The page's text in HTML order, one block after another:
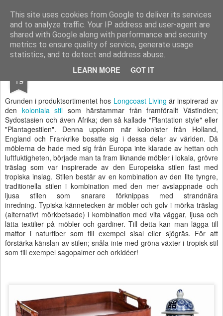
This site uses cookies from Google to deliver its services
and to analyze traffic. Your IP address and user-agent are
shared with Google along with performance and security
metrics to ensure quality of service, generate usage
statistics, and to detect and address abuse.
LEARN MORE GOT IT
Longcoast Living Longcoast Living är en webbutik där du hittar personlig och tidlös inredning till ditt hem.
Startsida Longcoast Living För Bloggare och Press
19 Inspiration kolonialstil
Grunden i produktsortimentet hos Longcoast Living är inspirerad av
den koloniala stil som härstammar från framförallt Västindien;
Sydostasien och även Afrika; den så kallade "Plantation style" eller
"Plantagestilen". Denna uppkom när kolonister från Holland,
England och Frankrike bosatte sig i dessa delar av världen. Då
möblerna de hade med sig från Europa inte klarade av hettan och
luftfuktigheten, började man ta fram liknande möbler i lokala, grövre
träslag som var inspirerade av den Europeiska stilen fast med
tropiska inslag. Stilen består av en kombination av den lite tyngre,
traditionella stilen i kombination med den mer avslappnade och
ljusa stilen som snarare förknippas med strandnära
inredning. Typiska kännetecken är möbler och golv i mörka träslag
(alternativt mörkbetsade) i kombination med vita väggar, ljusa och
lätta textilier på möbler och gardiner. Till detta kan man lägga till
mattor i naturfiber som till exempel sisal eller sjögräs. För att
förstärka känslan av stilen; snåla inte med gröna växter i tropisk stil
som till exempel sagopalmer och orkidéer!